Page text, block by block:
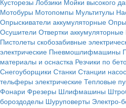
Кусторезы Лобзики Мойки высокого
Мотобуры Мотопомпы Мультитулы
Опрыскиватели аккумуляторные
Осушители Отвертки аккумуляторные
Пистолеты скобозабивные
электрические Пневмошлифмашины
материалы и оснастка Резчики по
Снегоуборщики Станки Станции
тельферы электрические Тепловые
Фонари Фрезеры Шлифмашины
бороздоделы Шуруповерты Электро-